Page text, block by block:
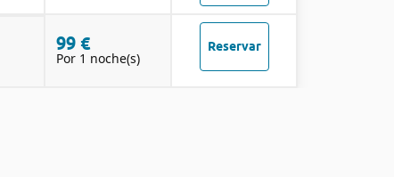
99 €
Por 1 noche(s)
Reservar